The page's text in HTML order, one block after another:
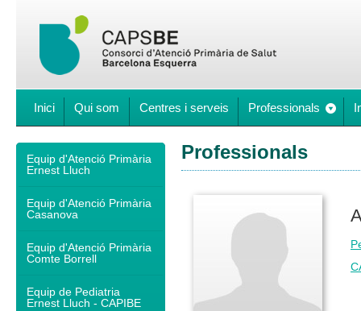
Inici Qui som Centres i serveis Professionals
Equip d'Atenció Primària
Ernest Lluch
Equip d'Atenció Primària
Casanova
Equip d'Atenció Primària
Comte Borrell
Equip de Pediatria
Ernest Lluch - CAPIBE
Professionals